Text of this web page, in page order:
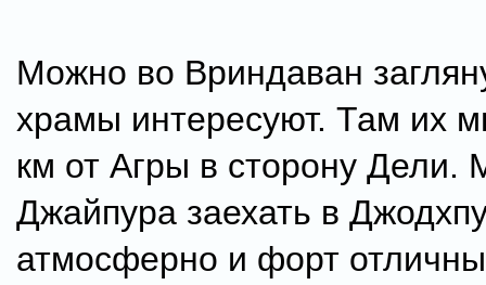
Можно во Вриндаван
храмы интересуют. Там их
км от Агры в сторону Дели.
Джайпура заехать в
атмосферно и форт